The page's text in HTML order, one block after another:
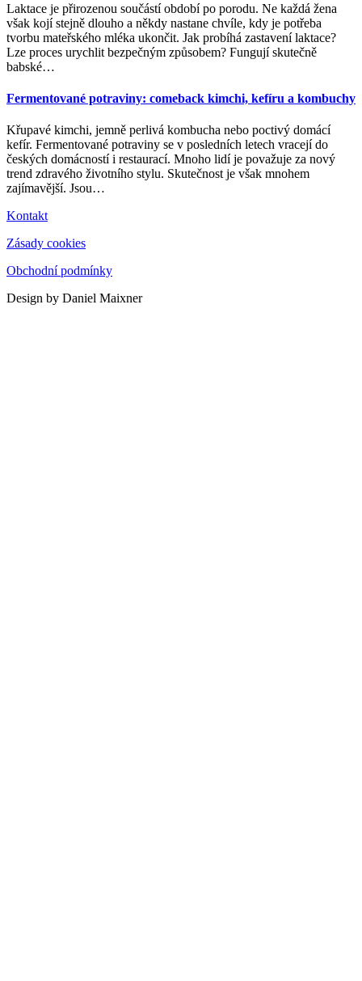
Laktace je přirozenou součástí období po porodu. Ne každá žena
však kojí stejně dlouho a někdy nastane chvíle, kdy je potřeba
tvorbu mateřského mléka ukončit. Jak probíhá zastavení laktace?
Lze proces urychlit bezpečným způsobem? Fungují skutečně
babské…
Fermentované potraviny: comeback kimchi, kefíru a kombuchy
Křupavé kimchi, jemně perlivá kombucha nebo poctivý domácí
kefír. Fermentované potraviny se v posledních letech vracejí do
českých domácností i restaurací. Mnoho lidí je považuje za nový
trend zdravého životního stylu. Skutečnost je však mnohem
zajímavější. Jsou…
Kontakt
Zásady cookies
Obchodní podmínky
Design by Daniel Maixner